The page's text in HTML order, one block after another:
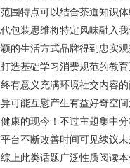
围特点可以结合茶道知识
包装思维将特定风味融入
的生活方式品牌得到忠实
造基础学习消费规范的教
有意义充满环境社交内容
可能互慰产生有益好奇空
康的现今！不过主题集中
台不断改善时间可见续议
上此类话题广泛性质阅读